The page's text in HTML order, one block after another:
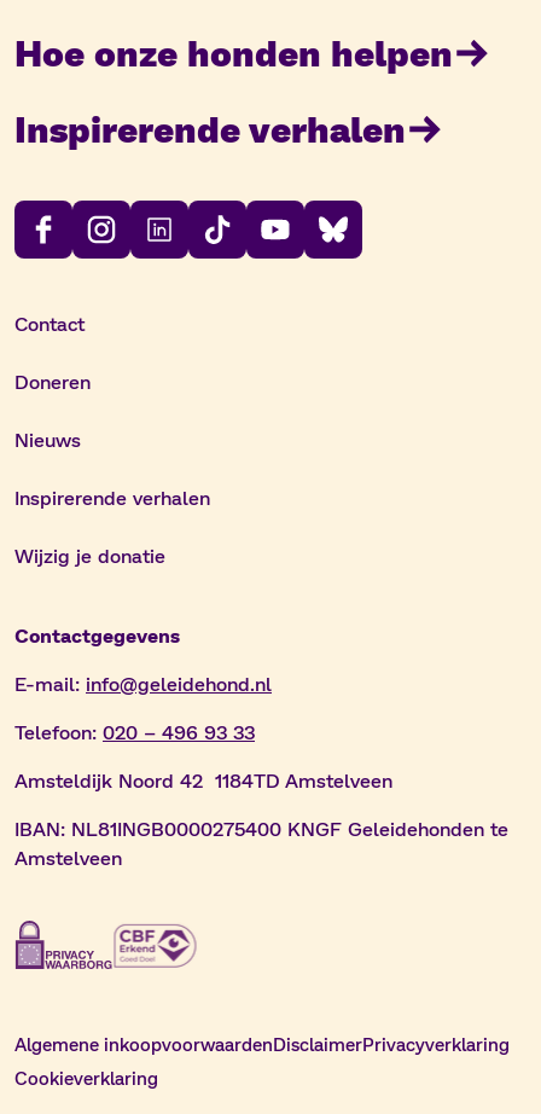
Hoe onze honden helpen
Inspirerende verhalen
Contact
Doneren
Nieuws
Inspirerende verhalen
Wijzig je donatie
Contactgegevens
E-mail: info@geleidehond.nl
Telefoon: 020 – 496 93 33
Amsteldijk Noord 42 1184TD Amstelveen
IBAN: NL81INGB0000275400 KNGF Geleidehonden te
Amstelveen
Algemene inkoopvoorwaardenDisclaimerPrivacyverklaring
Cookieverklaring